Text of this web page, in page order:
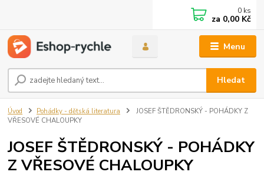
Menu
Hledat
0 ks
za 0,00 Kč
Úvod Pohádky - dětská literatura
JOSEF ŠTĚDRONSKÝ - POHÁDKY Z
VŘESOVÉ CHALOUPKY
JOSEF ŠTĚDRONSKÝ - POHÁDKY
Z VŘESOVÉ CHALOUPKY